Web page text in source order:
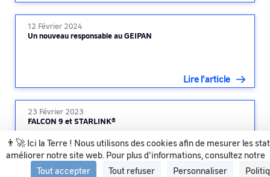
👨‍🚀 Ici la Terre ! Nous utilisons des cookies afin de mesurer les
améliorer notre site web. Pour plus d'informations, consultez notre
Tout accepter
Tout refuser Personnaliser
12 Février 2024
Un nouveau responsable au GEIPAN
Lire l'article
23 Février 2023
FALCON 9 et STARLINK®
Lire l'article